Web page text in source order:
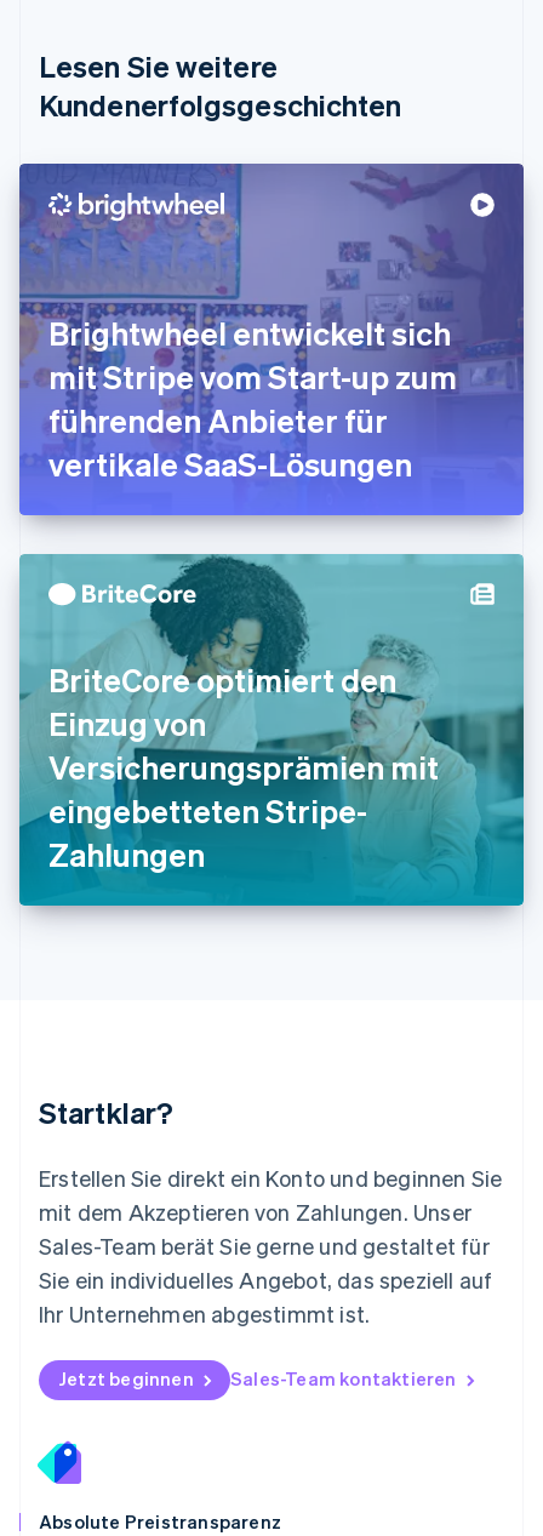
Lesen Sie weitere
Kundenerfolgsgeschichten
Brightwheel entwickelt sich
mit Stripe vom Start-up zum
führenden Anbieter für
vertikale SaaS-Lösungen
BriteCore optimiert den
Einzug von
Versicherungsprämien mit
eingebetteten Stripe-
Zahlungen
Startklar?
Erstellen Sie direkt ein Konto und beginnen Sie
mit dem Akzeptieren von Zahlungen. Unser
Sales-Team berät Sie gerne und gestaltet für
Sie ein individuelles Angebot, das speziell auf
Ihr Unternehmen abgestimmt ist.
Jetzt beginnen Sales-Team kontaktieren
Absolute Preistransparenz
DeutschEnglish
English
简体中文English
English Svenska
Frankreich
Français
English
Griechenland
English
Indien
English
Irland
English
Japan
日本語English
Kanada
EnglishFrançais
English Italiano
Lettland
English
Liechtenstein
Deutsch English
Litauen
English
Luxemburg
Français Deutsch English
Malaysia
Malta
Nederlands English
Norwegen
Österreich
Polen
English
Portugal
Português English
Rumänien
Schweden
Svenska English
Deutsch
Singapur
English
Slowakei